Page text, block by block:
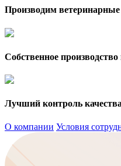
Производим ветеринарные
Собственное
Лучший контроль
О компании Условия